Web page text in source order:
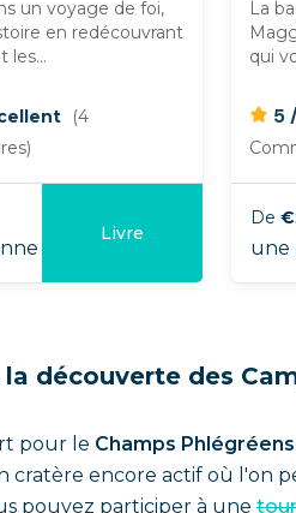
La
qui
5
De
une
un voyage de foi,
en redécouvrant
les...
(4
Livre
la découverte des
pour le Champs Phlégréens
cratère encore actif où l'on
pouvez participer à une